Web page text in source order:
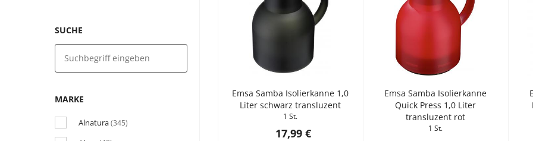
SUCHE
MARKE
Alnatura(345)
Emsa Samba Isolierkanne 1,0
Liter schwarz transluzent
1 St.
17,99 €
Emsa Samba Isolierkanne
Quick Press 1,0 Liter
transluzent rot
1 St.